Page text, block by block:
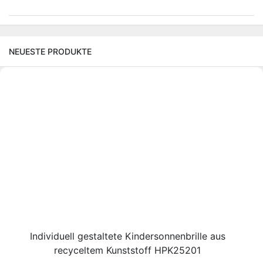
NEUESTE PRODUKTE
Individuell gestaltete Kindersonnenbrille aus
recyceltem Kunststoff HPK25201